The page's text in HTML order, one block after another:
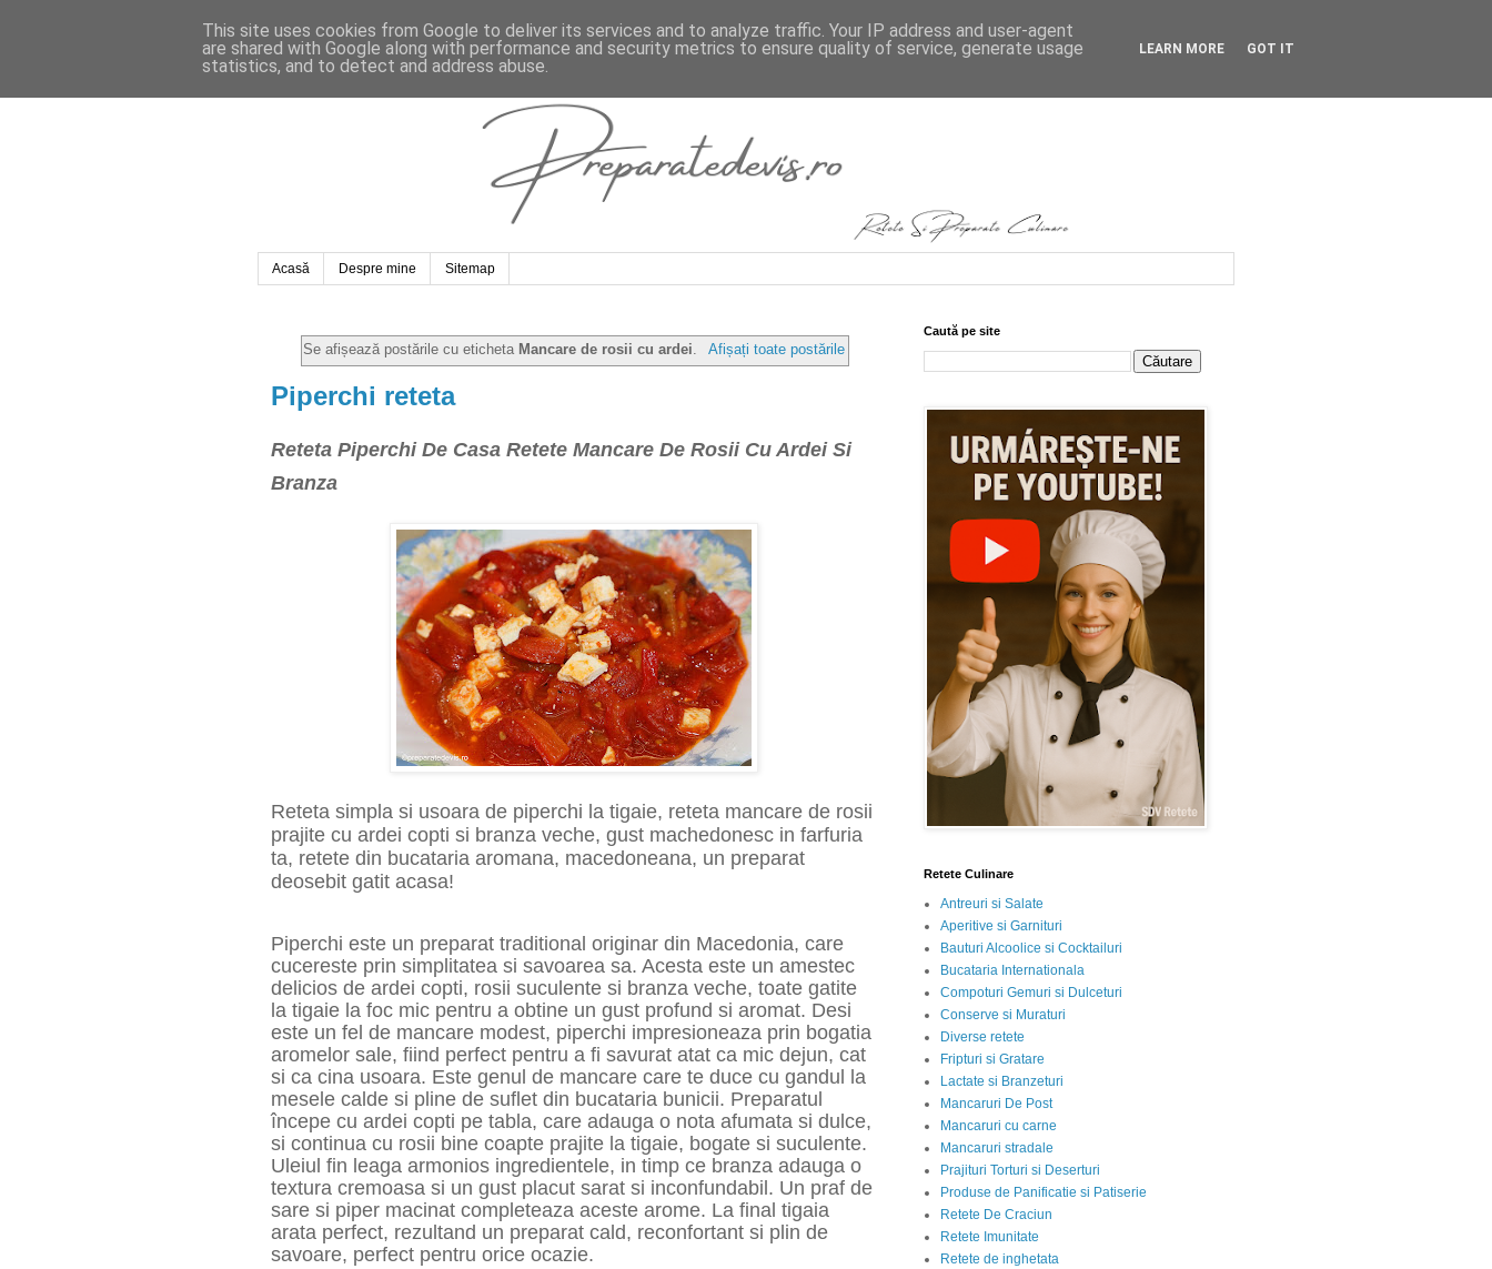
Acasă Despre mine Sitemap
Se afișează postările cu eticheta Mancare de rosii cu ardei. Afișați toate postările
Piperchi reteta
Reteta Piperchi De Casa Retete Mancare De Rosii Cu Ardei Si
Branza
Reteta simpla si usoara de piperchi la tigaie, reteta mancare de rosii
prajite cu ardei copti si branza veche, gust machedonesc in farfuria
ta, retete din bucataria aromana, macedoneana, un preparat
deosebit gatit acasa!
Piperchi este un preparat traditional originar din Macedonia, care
cucereste prin simplitatea si savoarea sa. Acesta este un amestec
delicios de ardei copti, rosii suculente si branza veche, toate gatite
la tigaie la foc mic pentru a obtine un gust profund si aromat. Desi
este un fel de mancare modest, piperchi impresioneaza prin bogatia
aromelor sale, fiind perfect pentru a fi savurat atat ca mic dejun, cat
si ca cina usoara. Este genul de mancare care te duce cu gandul la
mesele calde si pline de suflet din bucataria bunicii. Preparatul
începe cu ardei copti pe tabla, care adauga o nota afumata si dulce,
si continua cu rosii bine coapte prajite la tigaie, bogate si suculente.
Uleiul fin leaga armonios ingredientele, in timp ce branza adauga o
textura cremoasa si un gust placut sarat si inconfundabil. Un praf de
sare si piper macinat completeaza aceste arome. La final tigaia
arata perfect, rezultand un preparat cald, reconfortant si plin de
savoare, perfect pentru orice ocazie.
Caută pe site
Retete Culinare
Antreuri si Salate
Aperitive si Garnituri
Bauturi Alcoolice si Cocktailuri
Bucataria Internationala
Compoturi Gemuri si Dulceturi
Conserve si Muraturi
Diverse retete
Fripturi si Gratare
Lactate si Branzeturi
Mancaruri De Post
Mancaruri cu carne
Mancaruri stradale
Prajituri Torturi si Deserturi
Produse de Panificatie si Patiserie
Retete De Craciun
Retete Imunitate
Retete de inghetata
This site uses cookies from Google to deliver its services and to analyze traffic. Your IP address and user-agent
are shared with Google along with performance and security metrics to ensure quality of service, generate usage
statistics, and to detect and address abuse.
LEARN MORE GOT IT